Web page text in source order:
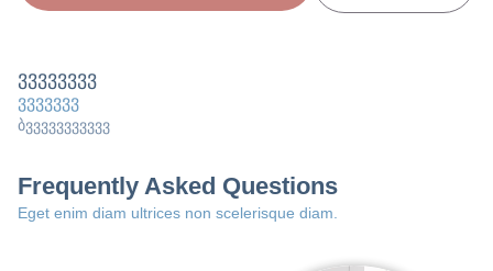
ვვვვვვვვ
ვვვვვვვ
ბვვვვვვვვვვვ
Frequently Asked Questions
Eget enim diam ultrices non scelerisque diam.